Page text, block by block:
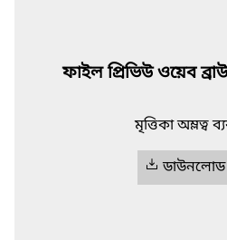
ফাইল প্রিভিউ ওয়েব
মৃত্তিকা অম্লত্ব